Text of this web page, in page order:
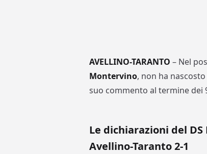
AVELLINO-TARANTO – Nel
Montervino, non ha
suo commento al termine dei
Le dichiarazioni del
Avellino-Taranto 2-1